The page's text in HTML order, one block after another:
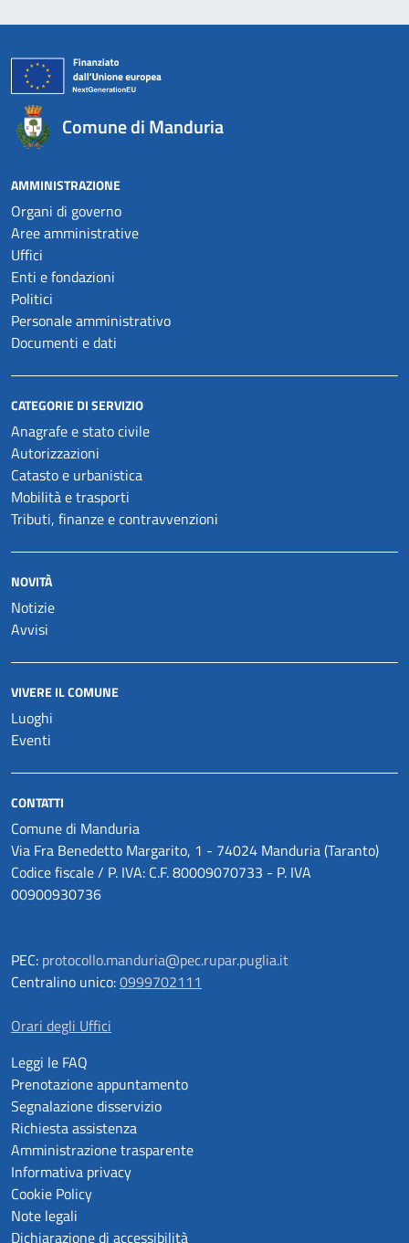
Comune di Manduria
AMMINISTRAZIONE
Organi di governo
Aree amministrative
Uffici
Enti e fondazioni
Politici
Personale amministrativo
Documenti e dati
CATEGORIE DI SERVIZIO
Anagrafe e stato civile
Autorizzazioni
Catasto e urbanistica
Mobilità e trasporti
Tributi, finanze e contravvenzioni
NOVITÀ
Notizie
Avvisi
VIVERE IL COMUNE
Luoghi
Eventi
CONTATTI
Comune di Manduria
Via Fra Benedetto Margarito, 1 - 74024 Manduria (Taranto)
Codice fiscale / P. IVA: C.F. 80009070733 - P. IVA
00900930736
PEC: protocollo.manduria@pec.rupar.puglia.it
Centralino unico:0999702111
Orari degli Uffici
Leggi le FAQ
Prenotazione appuntamento
Segnalazione disservizio
Richiesta assistenza
Amministrazione trasparente
Informativa privacy
Cookie Policy
Note legali
Dichiarazione di accessibilità